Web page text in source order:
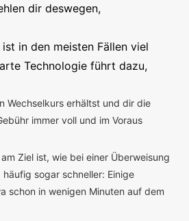
dir deswegen,
in den meisten Fällen viel
Technologie führt dazu,
Wechselkurs erhältst und dir die
immer voll und im Voraus
Ziel ist, wie bei einer Überweisung
häufig sogar schneller: Einige
schon in wenigen Minuten auf dem